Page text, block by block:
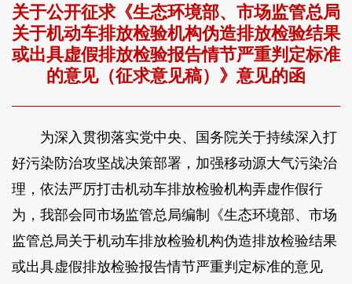
关于公开征求《生态环境部、市场监管总局
关于机动车排放检验机构伪造排放检验结果
或出具虚假排放检验报告情节严重判定标准
的意见（征求意见稿）》意见的函
为深入贯彻落实党中央、国务院关于持续深入打
好污染防治攻坚战决策部署，加强移动源大气污染治
理，依法严厉打击机动车排放检验机构弄虚作假行
为，我部会同市场监管总局编制《生态环境部、市场
监管总局关于机动车排放检验机构伪造排放检验结果
或出具虚假排放检验报告情节严重判定标准的意见